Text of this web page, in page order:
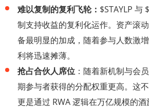
难以复制的复利飞轮： $STAYLP 与
制支持收益的复利化运作。资产滚
备最明显的加成，随着参与人数激
利将迅速摊薄。
抢占合伙人席位 ：随着新机制与会
期参与者获得的分配权重更高。这
更是通过 RWA 逻辑在万亿规模的